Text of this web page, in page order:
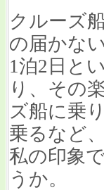
クルーズ
の届かな
1泊2日と
り、その
ズ船に乗
乗るなど
私の印象
うか。